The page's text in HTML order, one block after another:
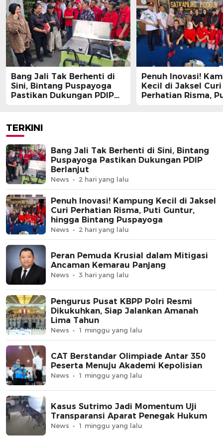
Bang Jali Tak Berhenti di
Sini, Bintang Puspayoga
Pastikan Dukungan PDIP
Penuh Inovasi!
Kecil di Jaksel Curi
Perhatian Risma,
TERKINI
Bang Jali Tak Berhenti di Sini, Bintang
Puspayoga Pastikan Dukungan PDIP
Berlanjut
News 2 hari yang lalu
Penuh Inovasi! Kampung Kecil di Jaksel
Curi Perhatian Risma, Puti Guntur,
hingga Bintang Puspayoga
News 2 hari yang lalu
Peran Pemuda Krusial dalam Mitigasi
Ancaman Kemarau Panjang
News 3 hari yang lalu
Pengurus Pusat KBPP Polri Resmi
Dikukuhkan, Siap Jalankan Amanah
Lima Tahun
News 1 minggu yang lalu
CAT Berstandar Olimpiade Antar 350
Peserta Menuju Akademi Kepolisian
News 1 minggu yang lalu
Kasus Sutrimo Jadi Momentum Uji
Transparansi Aparat Penegak Hukum
News 1 minggu yang lalu